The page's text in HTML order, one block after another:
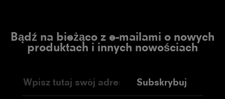
Bądź na bieżąco z e-mailami o nowych
produktach i innych nowościach
Subskrybuj